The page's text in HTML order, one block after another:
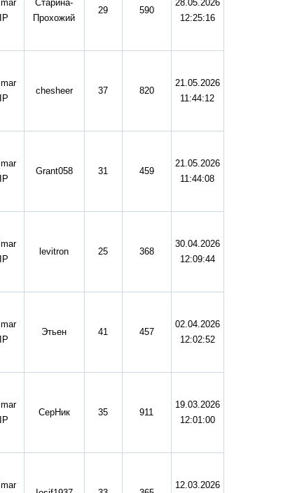
Старина-
Прохожий
29 590
28.05.2026
12:25:16
chesheer 37 820
21.05.2026
11:44:12
Grant058 31 459
21.05.2026
11:44:08
levitron 25 368
30.04.2026
12:09:44
Этьен 41 457
02.04.2026
12:02:52
СерНик 35 911
19.03.2026
12:01:00
12.03.2026